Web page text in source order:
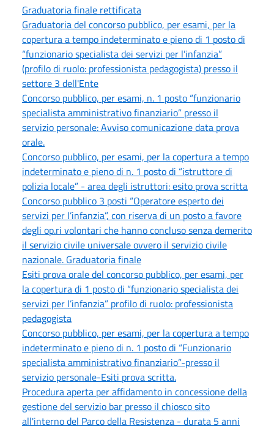
Graduatoria finale rettificata
Graduatoria del concorso pubblico, per esami, per la
copertura a tempo indeterminato e pieno di 1 posto di
“funzionario specialista dei servizi per l’infanzia”
(profilo di ruolo: professionista pedagogista) presso il
settore 3 dell'Ente
Concorso pubblico, per esami, n. 1 posto “funzionario
specialista amministrativo finanziario” presso il
servizio personale: Avviso comunicazione data prova
orale.
Concorso pubblico, per esami, per la copertura a tempo
indeterminato e pieno di n. 1 posto di “istruttore di
polizia locale” - area degli istruttori: esito prova scritta
Concorso pubblico 3 posti “Operatore esperto dei
servizi per l’infanzia”, con riserva di un posto a favore
degli op.ri volontari che hanno concluso senza demerito
il servizio civile universale ovvero il servizio civile
nazionale. Graduatoria finale
Esiti prova orale del concorso pubblico, per esami, per
la copertura di 1 posto di “funzionario specialista dei
servizi per l’infanzia” profilo di ruolo: professionista
pedagogista
Concorso pubblico, per esami, per la copertura a tempo
indeterminato e pieno di n. 1 posto di “Funzionario
specialista amministrativo finanziario”-presso il
servizio personale-Esiti prova scritta.
Procedura aperta per affidamento in concessione della
gestione del servizio bar presso il chiosco sito
all'interno del Parco della Resistenza - durata 5 anni